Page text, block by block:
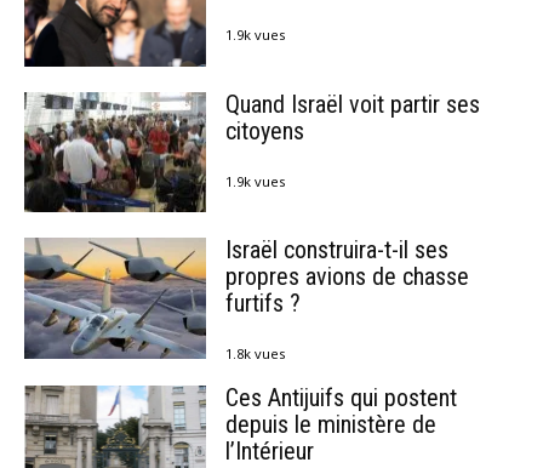
1.9k vues
Quand Israël voit partir ses
citoyens
1.9k vues
Israël construira-t-il ses
propres avions de chasse
furtifs ?
1.8k vues
Ces Antijuifs qui postent
depuis le ministère de
l’Intérieur